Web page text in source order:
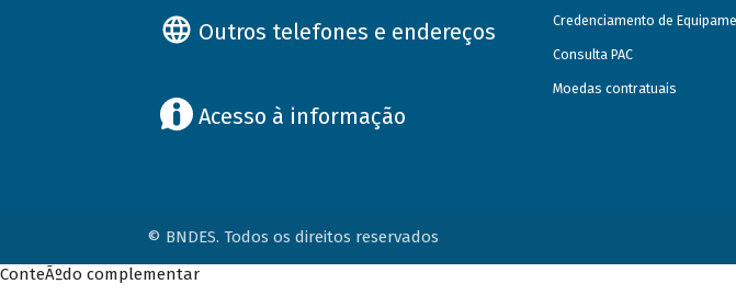
Outros telefones e endereços
Acesso à informação
Credenciamento de
Consulta PAC
Moedas contratuais
© BNDES. Todos os direitos reservados
ConteÃºdo complementar